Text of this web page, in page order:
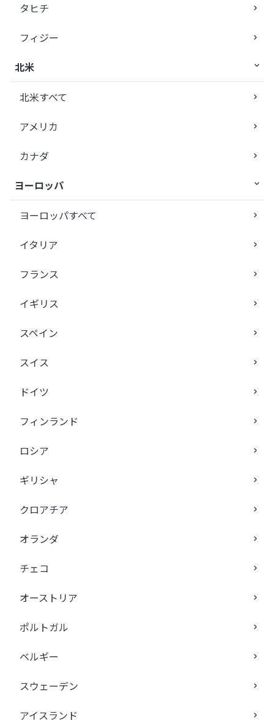
タヒチ
フィジー
北米
北米すべて
アメリカ
カナダ
ヨーロッパ
ヨーロッパすべて
イタリア
フランス
イギリス
スペイン
スイス
ドイツ
フィンランド
ロシア
ギリシャ
クロアチア
オランダ
チェコ
オーストリア
ポルトガル
ベルギー
スウェーデン
アイスランド